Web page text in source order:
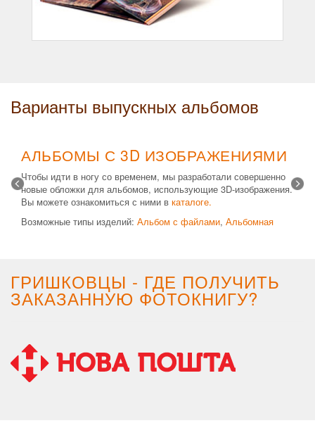
Варианты выпускных альбомов
АЛЬБОМЫ С 3D ИЗОБРАЖЕНИЯМИ
Чтобы идти в ногу со временем, мы разработали совершенно
новые обложки для альбомов, использующие 3D-изображения.
Вы можете ознакомиться с ними в каталоге.
Возможные типы изделий: Альбом с файлами, Альбомная
ГРИШКОВЦЫ - ГДЕ ПОЛУЧИТЬ
ЗАКАЗАННУЮ ФОТОКНИГУ?